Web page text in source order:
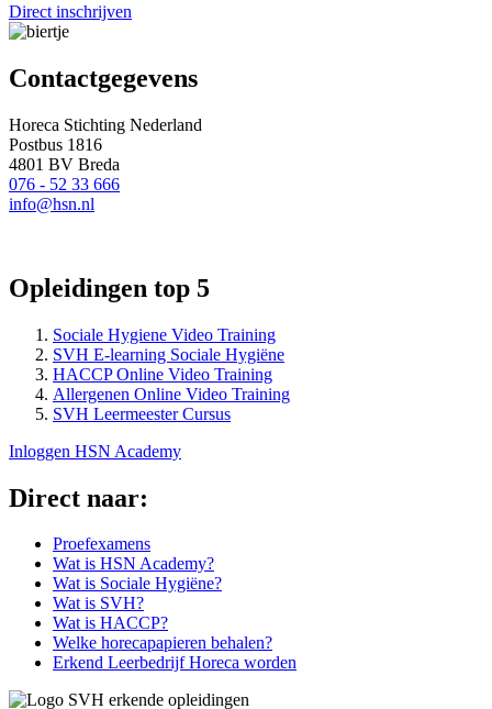
Direct inschrijven
Contactgegevens
Horeca Stichting Nederland
Postbus 1816
4801 BV Breda
076 - 52 33 666
info@hsn.nl
Opleidingen top 5
Sociale Hygiene Video Training
SVH E-learning Sociale Hygiëne
HACCP Online Video Training
Allergenen Online Video Training
SVH Leermeester Cursus
Inloggen HSN Academy
Direct naar:
Proefexamens
Wat is HSN Academy?
Wat is Sociale Hygiëne?
Wat is SVH?
Wat is HACCP?
Welke horecapapieren behalen?
Erkend Leerbedrijf Horeca worden